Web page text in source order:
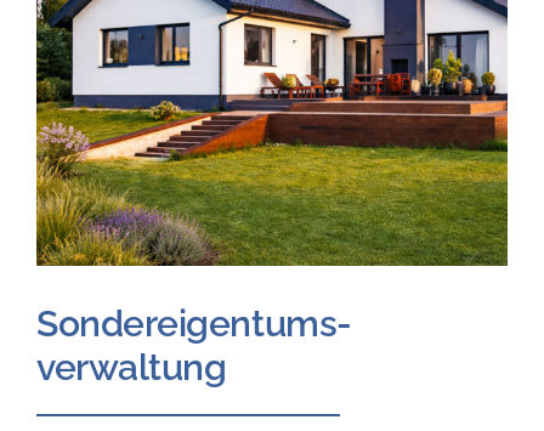
Sondereigentums-
verwaltung